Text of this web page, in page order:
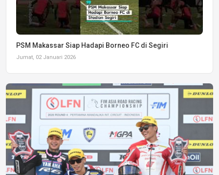
PSM Makassar Siap Hadapi Borneo FC di Segiri
Jumat, 02 Januari 2026